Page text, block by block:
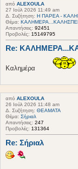
από ALEXOULA
27 Ιούλ 2026 11:49 am
Δ. Συζήτηση: Η ΠΑΡΕΑ -
Θέμα:
Απαντήσεις: 92451
Προβολές: 15149795
Re:
Καλημέρα
από ALEXOULA
26 Ιούλ 2026 11:48 am
Δ. Συζήτηση: ΘΕΑΜΑΤΑ
Θέμα: Σήριαλ
Απαντήσεις: 247
Προβολές: 131364
Re: Σήριαλ